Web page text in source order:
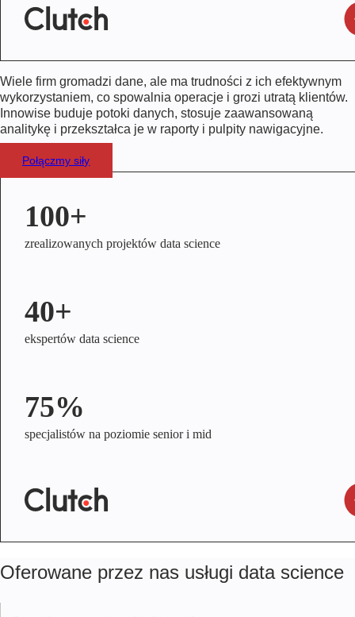
Wiele firm gromadzi dane, ale ma trudności z ich efektywnym
wykorzystaniem, co spowalnia operacje i grozi utratą klientów.
Innowise buduje potoki danych, stosuje zaawansowaną
analitykę i przekształca je w raporty i pulpity nawigacyjne.
Połączmy siły
100+
zrealizowanych projektów data science
40+
ekspertów data science
75%
specjalistów na poziomie senior i mid
Oferowane przez nas usługi data science